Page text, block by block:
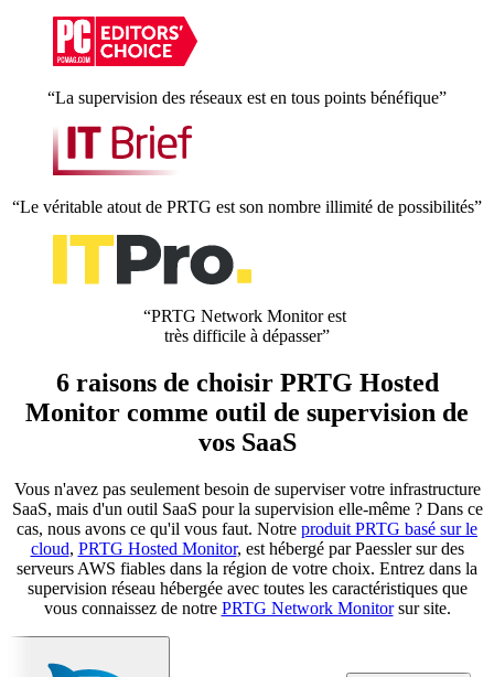
“La supervision des réseaux est en tous points bénéfique”
“Le véritable atout de PRTG est son nombre illimité de possibilités”
“PRTG Network Monitor est
très difficile à dépasser”
6 raisons de choisir PRTG Hosted
Monitor comme outil de supervision de
vos SaaS
Vous n'avez pas seulement besoin de superviser votre infrastructure
SaaS, mais d'un outil SaaS pour la supervision elle-même ? Dans ce
cas, nous avons ce qu'il vous faut. Notre produit PRTG basé sur le
cloud, PRTG Hosted Monitor, est hébergé par Paessler sur des
serveurs AWS fiables dans la région de votre choix. Entrez dans la
supervision réseau hébergée avec toutes les caractéristiques que
vous connaissez de notre PRTG Network Monitorsur site.